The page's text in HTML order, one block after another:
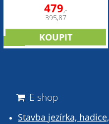
479,-
395,87
E-shop
Stavba jezírka,